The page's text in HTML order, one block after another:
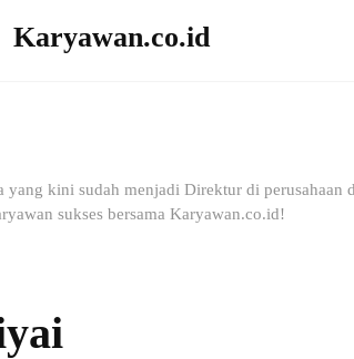
Karyawan.co.id
yang kini sudah menjadi Direktur di perusahaan
sukses bersama Karyawan.co.id!